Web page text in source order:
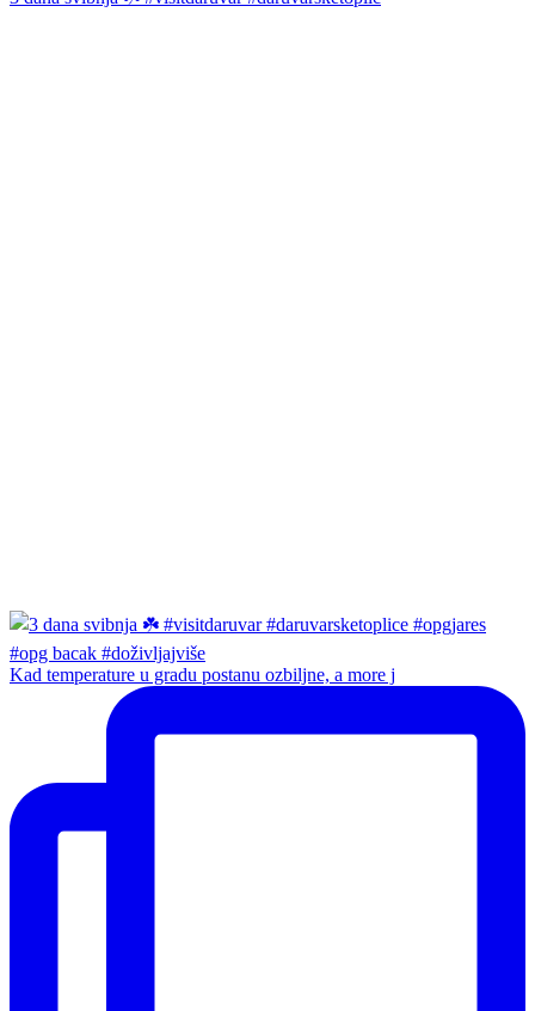
Kad temperature u gradu postanu ozbiljne, a more j